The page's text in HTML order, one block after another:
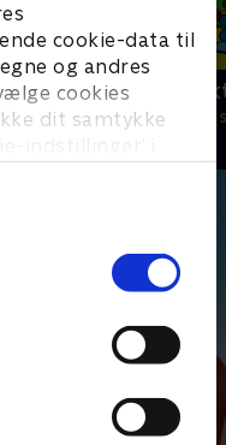
cookie-data til
og andres
cookies
dit samtykke
indstillinger’ i
Miniteve:
Børneserier • 1